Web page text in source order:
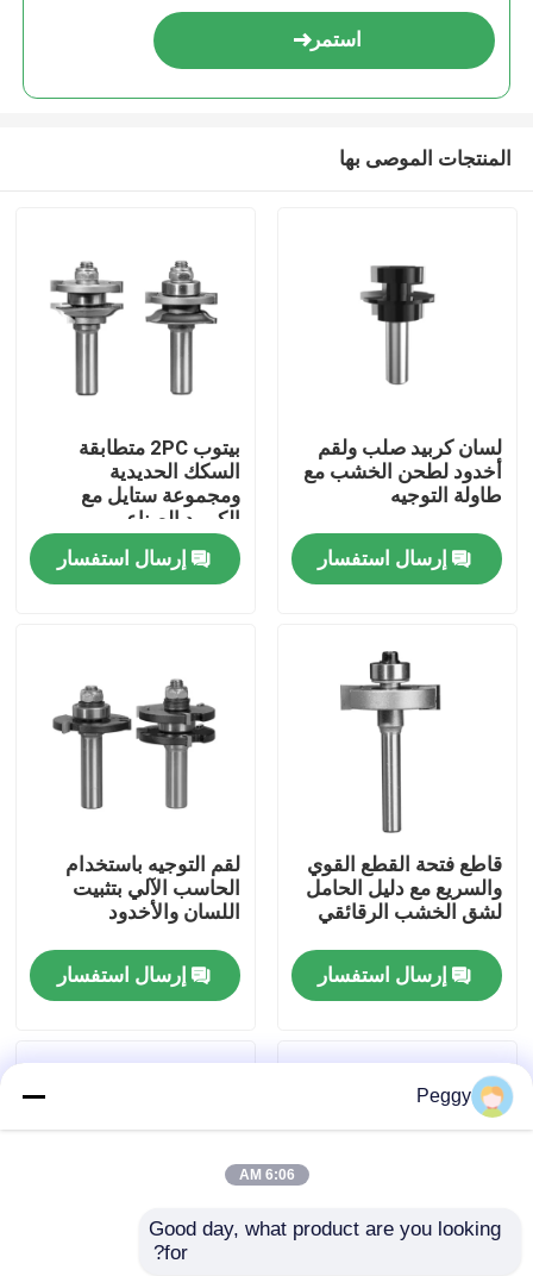
الصفحة الرئيسية
معلومات عنا
جولة في المعمل
مراقبة الجودة
اتصل بنا
بت التوجيه المستقيم
استمر
المنتجات الموصى بها
لسان كربيد صلب ولقم
أخدود لطحن الخشب مع
طاولة التوجيه
إرسال استفسار
بيتوب 2PC متطابقة
السكك الحديدية
ومجموعة ستايل مع
الكربيد الصناعي
إرسال استفسار
قاطع فتحة القطع القوي
والسريع مع دليل الحامل
لشق الخشب الرقائقي
إرسال استفسار
لقم التوجيه باستخدام
الحاسب الآلي بتثبيت
اللسان والأخدود
إرسال استفسار
Peggy
6:06 AM
Good day, what product are you looking
for?